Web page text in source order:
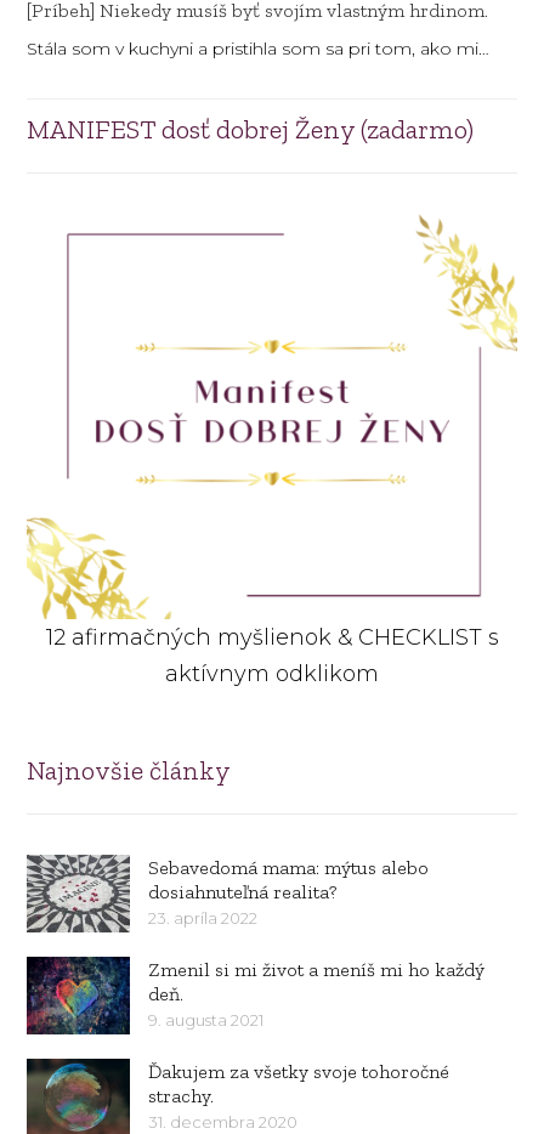
[Príbeh] Niekedy musíš byť svojím vlastným hrdinom.
Stála som v kuchyni a pristihla som sa pri tom, ako mi…
MANIFEST dosť dobrej Ženy (zadarmo)
12 afirmačných myšlienok & CHECKLIST s
aktívnym odklikom
Najnovšie články
Sebavedomá mama: mýtus alebo
dosiahnuteľná realita?
23. apríla 2022
Zmenil si mi život a meníš mi ho každý
deň.
9. augusta 2021
Ďakujem za všetky svoje tohoročné
strachy.
31. decembra 2020